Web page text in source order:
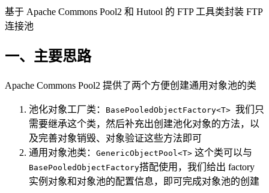
基于 Apache Commons Pool2 和 Hutool 的 FTP 工具类封装 FTP
连接池
一、主要思路
Apache Commons Pool2 提供了两个方便创建通用对象池的类
池化对象工厂类： BasePooledObjectFactory<T> 我们只
需要继承这个类，然后补充出创建池化对象的方法，以
及完善对象销毁、对象验证这些方法即可
通用对象池类： GenericObjectPool<T> 这个类可以与
BasePooledObjectFactory搭配使用，我们给出 factory
实例对象和对象池的配置信息，即可完成对象池的创建